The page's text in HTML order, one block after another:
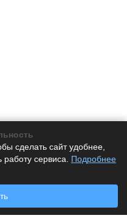
сделать сайт удобнее,
сервиса. Подробнее